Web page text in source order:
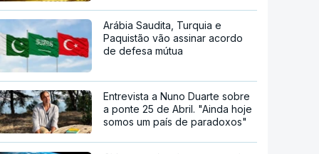
Arábia Saudita, Turquia e
Paquistão vão assinar acordo
de defesa mútua
Entrevista a Nuno Duarte sobre
a ponte 25 de Abril. "Ainda hoje
somos um país de paradoxos"